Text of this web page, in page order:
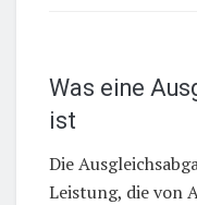
Was eine
ist
Die
Leistung, die von